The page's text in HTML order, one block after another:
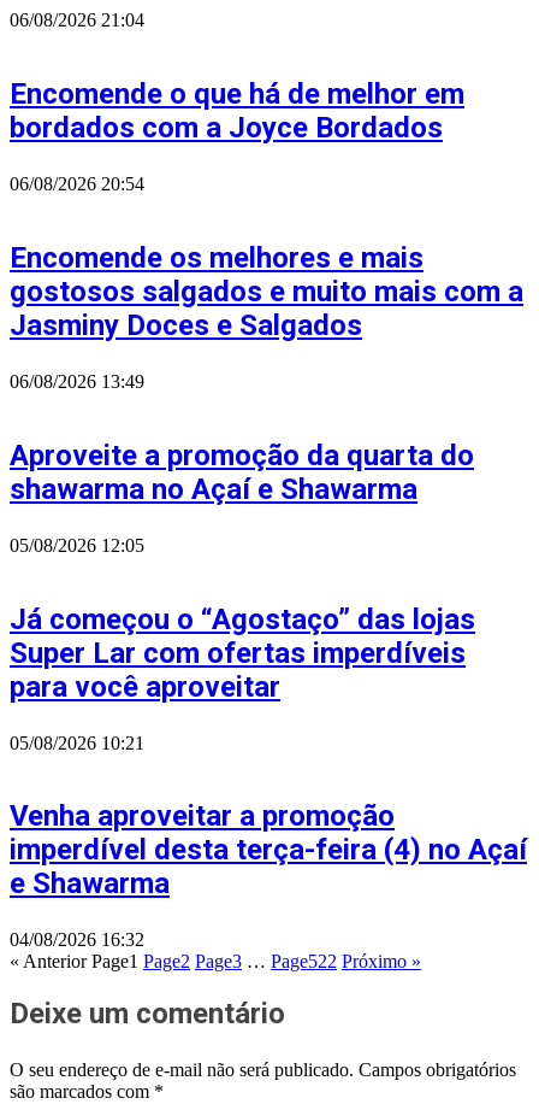
06/08/2026 21:04
Encomende o que há de melhor em
bordados com a Joyce Bordados
06/08/2026 20:54
Encomende os melhores e mais
gostosos salgados e muito mais com a
Jasminy Doces e Salgados
06/08/2026 13:49
Aproveite a promoção da quarta do
shawarma no Açaí e Shawarma
05/08/2026 12:05
Já começou o “Agostaço” das lojas
Super Lar com ofertas imperdíveis
para você aproveitar
05/08/2026 10:21
Venha aproveitar a promoção
imperdível desta terça-feira (4) no Açaí
e Shawarma
04/08/2026 16:32
« Anterior Page1 Page2 Page3 … Page522 Próximo »
Deixe um comentário
O seu endereço de e-mail não será publicado. Campos obrigatórios
são marcados com *